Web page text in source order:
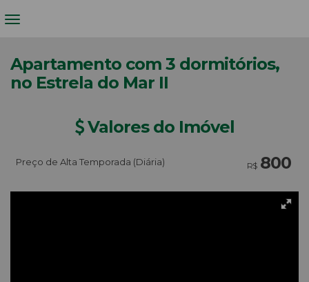
Apartamento com 3 dormitórios,
no Estrela do Mar II
Valores do Imóvel
R$ 800
Preço de Alta Temporada (Diária)